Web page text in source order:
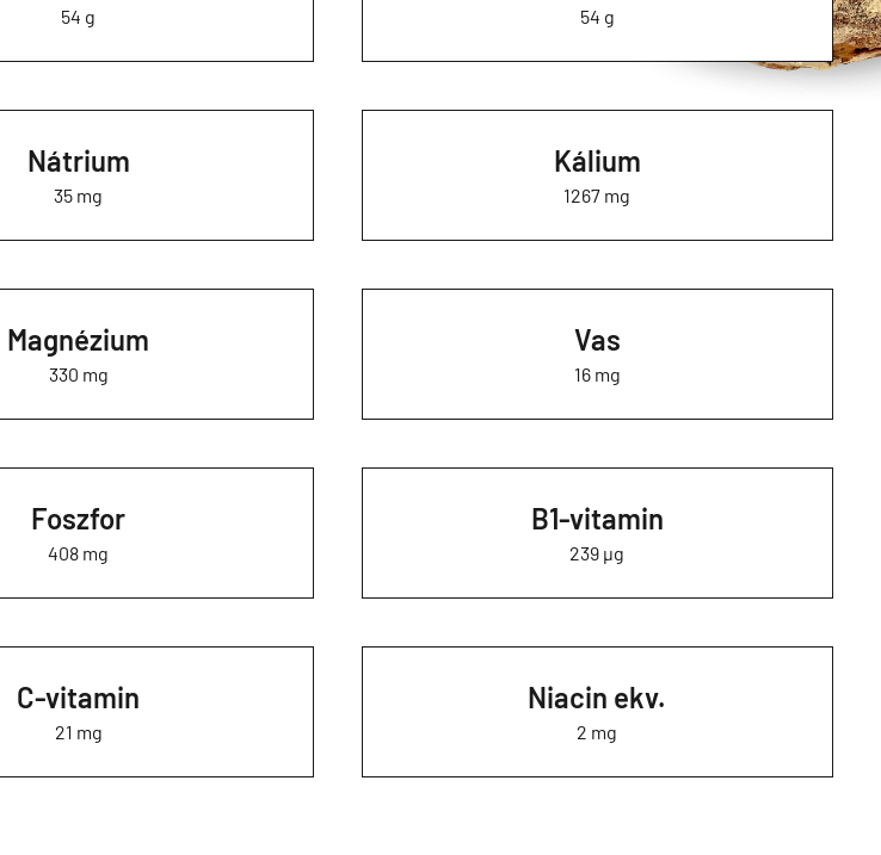
54 g 54 g
Nátrium
35 mg
Kálium
1267 mg
Magnézium
330 mg
Vas
16 mg
Foszfor
408 mg
B1-vitamin
239 µg
C-vitamin
21 mg
Niacin ekv.
2 mg